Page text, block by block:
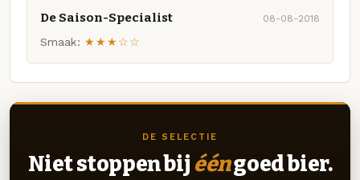
De Saison-Specialist 08-08-2018
Smaak: ★★★☆☆
DE SELECTIE
Niet stoppen bij ééngoed bier.